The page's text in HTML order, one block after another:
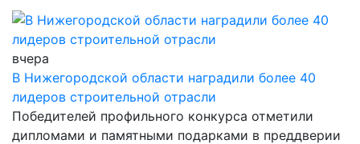
вчера
В Нижегородской области наградили более 40
лидеров строительной отрасли
Победителей профильного конкурса отметили
дипломами и памятными подарками в преддверии